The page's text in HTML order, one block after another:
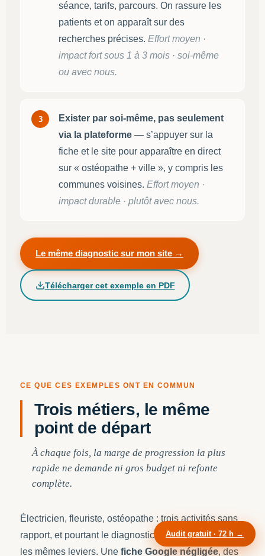
séance, tarifs, parcours. On rassure les
patients et on apparaît sur des
recherches précises. Effort moyen ·
impact fort sous 1 à 3 mois · soi-même
ou avec nous.
3
Exister par soi-même, pas seulement
via la plateforme — s’appuyer sur la
fiche et le site pour apparaître en direct
sur « ostéopathe + ville », y compris les
communes voisines. Effort moyen ·
impact durable · plutôt avec nous.
Le même diagnostic sur mon site →
Télécharger cet exemple en PDF
CE QUE CES EXEMPLES ONT EN COMMUN
Trois métiers, le même
point de départ
À chaque fois, la marge de progression la plus
rapide ne demande ni gros budget ni refonte
complète.
Électricien, fleuriste, ostéopathe : trois activités sans
rapport, et pourtant le diagnostic démarre toujours par
les mêmes leviers. Une fiche Google négligée, des
Audit gratuit · 72 h →